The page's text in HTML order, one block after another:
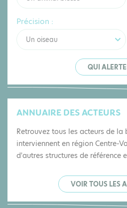
Précision :
Un oiseau
QUI
ANNUAIRE DES ACTEURS
Retrouvez tous les acteurs de
interviennent en région Centre-
d'autres structures de référence
VOIR TOUS LES